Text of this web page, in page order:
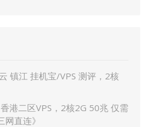
镇江 挂机宝/VPS 测评，2核
港二区VPS，2核2G 50兆 仅需
网直连》